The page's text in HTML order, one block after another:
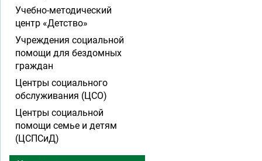
Учебно-методический
центр «Детство»
Учреждения социальной
помощи для бездомных
граждан
Центры социального
обслуживания (ЦСО)
Центры социальной
помощи семье и детям
(ЦСПСиД)